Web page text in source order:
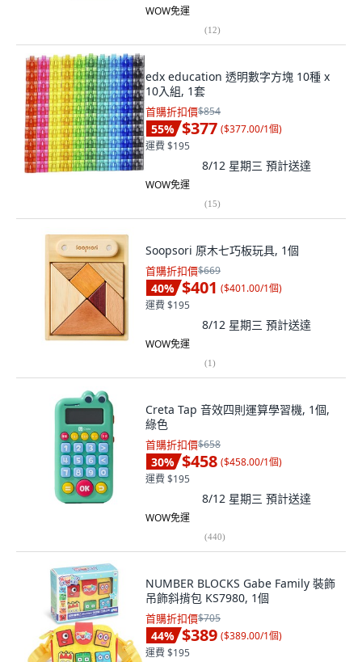
WOW免運
(12)
edx education 透明數字方塊 10種 x
10入組, 1套
首購折扣價$854
55% $377 ($377.00/1個)
運費 $195
8/12 星期三 預計送達
WOW免運
(15)
Soopsori 原木七巧板玩具, 1個
首購折扣價$669
40% $401 ($401.00/1個)
運費 $195
8/12 星期三 預計送達
WOW免運
(1)
Creta Tap 音效四則運算學習機, 1個,
綠色
首購折扣價$658
30% $458 ($458.00/1個)
運費 $195
8/12 星期三 預計送達
WOW免運
(440)
NUMBER BLOCKS Gabe Family 裝飾
吊飾斜揹包 KS7980, 1個
首購折扣價$705
44% $389 ($389.00/1個)
運費 $195